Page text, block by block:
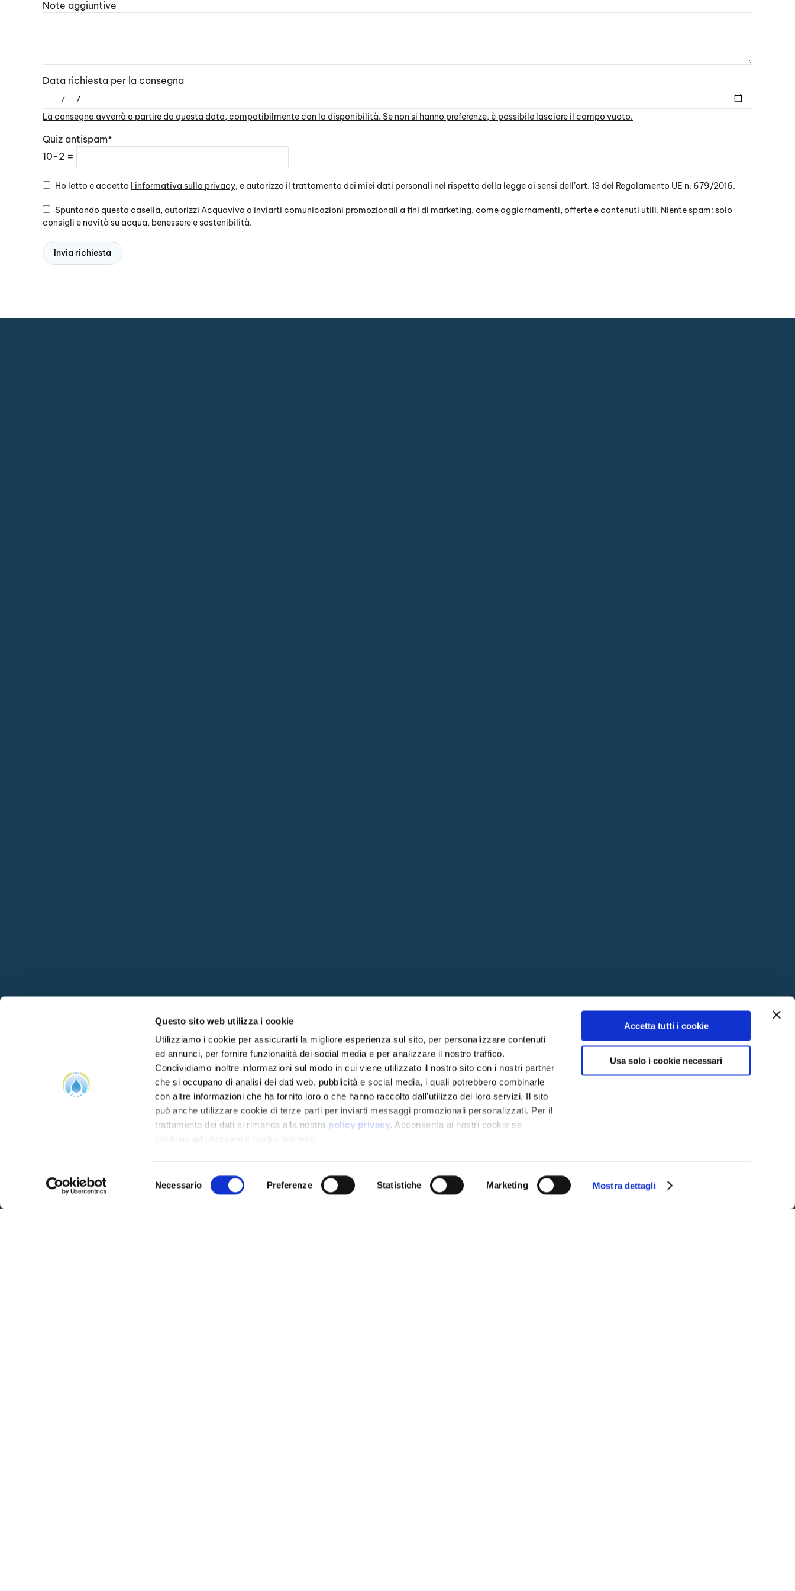
Questo sito web utilizza i cookie
Utilizziamo i cookie per assicurarti la migliore esperienza sul sito, per personalizzare contenuti
ed annunci, per fornire funzionalità dei social media e per analizzare il nostro traffico.
Condividiamo inoltre informazioni sul modo in cui viene utilizzato il nostro sito con i nostri partner
che si occupano di analisi dei dati web, pubblicità e social media, i quali potrebbero combinarle
con altre informazioni che ha fornito loro o che hanno raccolto dall'utilizzo dei loro servizi. Il sito
può anche utilizzare cookie di terze parti per inviarti messaggi promozionali personalizzati. Per il
trattamento dei dati si rimanda alla nostra policy privacy. Acconsenta ai nostri cookie se
continua ad utilizzare il nostro sito web.
del
Necessario Preferenze Statistiche Marketing Mostra dettagli
Accetta tutti i cookie
Usa solo i cookie necessari
Note aggiuntive
Data richiesta per la consegna
La consegna avverrà a partire da questa data, compatibilmente con la disponibilità. Se non si hanno preferenze, è possibile lasciare il campo vuoto.
Quiz antispam*
10-2 =
Ho letto e accetto l'informativa sulla privacy, e autorizzo il trattamento dei miei dati personali nel rispetto della legge ai sensi dell’art. 13 del Regolamento UE n. 679/2016.
Spuntando questa casella, autorizzi Acquaviva a inviarti comunicazioni promozionali a fini di marketing, come aggiornamenti, offerte e contenuti utili. Niente spam: solo
consigli e novità su acqua, benessere e sostenibilità.